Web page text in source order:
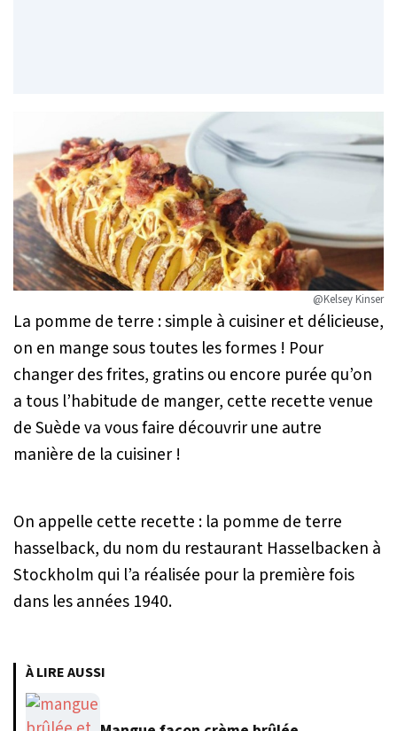
@Kelsey Kinser
La pomme de terre : simple à cuisiner et délicieuse,
on en mange sous toutes les formes ! Pour
changer des frites, gratins ou encore purée qu’on
a tous l’habitude de manger, cette recette venue
de Suède va vous faire découvrir une autre
manière de la cuisiner !
On appelle cette recette : la pomme de terre
hasselback, du nom du restaurant Hasselbacken à
Stockholm qui l’a réalisée pour la première fois
dans les années 1940.
À LIRE AUSSI